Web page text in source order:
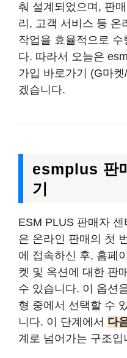
춰 설계되었으며, 판
리, 고객 서비스 등 온
작업을 효율적으로 수
다. 따라서 오늘은
가입 바로가기 (G마
겠습니다.
esmplus 판
기
ESM PLUS 판매자
은 온라인 판매의 첫
에 접속하신 후, 홈페
켓 및 옥션에 대한 판
수 있습니다. 이 옵션
형 중에서 선택할 수
니다. 이 단계에서 다
계로 넘어가는 구조입